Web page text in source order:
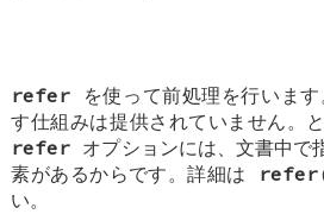
refer を使って前処理を行いま
す仕組みは提供されていません。
refer オプションには、文書中で
素があるからです。詳細は refer
い。